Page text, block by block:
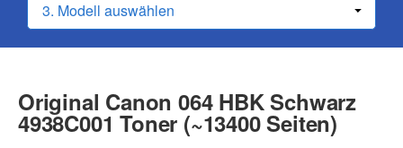
Original Canon 064 HBK Schwarz
4938C001 Toner (~13400 Seiten)